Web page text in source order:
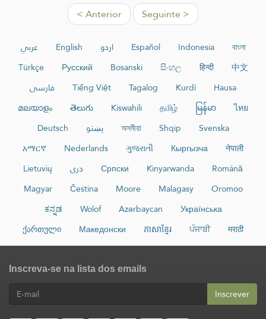
< Anterior Seguinte >
عربي English اردو Español Indonesia
বাংলা
Türkçe
Русский Bosanski සිංහල हिन्दी
中文
فارسی
Tiếng Việt Tagalog Kurdî
Hausa
മലയാളം
తెలుగు Kiswahili தமிழ் မြန်မာ
ไทย
Deutsch
پښتو অসমীয়া Shqip
Svenska
አማርኛ
Nederlands ગુજરાતી Кыргызча
नेपाली
Lietuvių
دری Српски Kinyarwanda
Română
Magyar
Čeština Moore Malagasy
Oromoo
ಕನ್ನಡ
Wolof Azərbaycan
Українська
ქართული
Македонски ភាសាខ្មែរ ਪੰਜਾਬੀ मराठी
Inscreva-se na lista dos emails
Inscrever